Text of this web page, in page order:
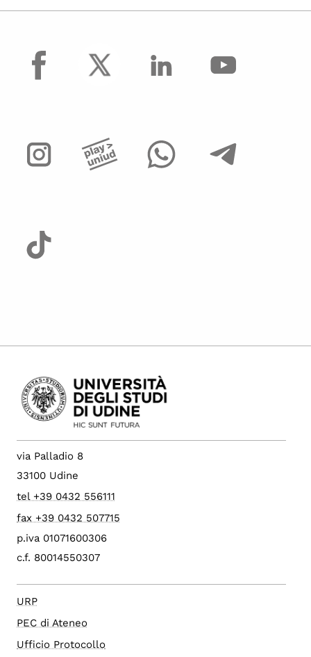
facebook
via Palladio 8
33100 Udine
tel +39 0432 556111
fax +39 0432 507715
p.iva 01071600306
c.f. 80014550307
URP
PEC di Ateneo
Ufficio Protocollo